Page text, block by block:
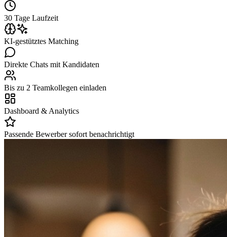
30 Tage Laufzeit
KI-gestütztes Matching
Direkte Chats mit Kandidaten
Bis zu 2 Teamkollegen einladen
Dashboard & Analytics
Passende Bewerber sofort benachrichtigt